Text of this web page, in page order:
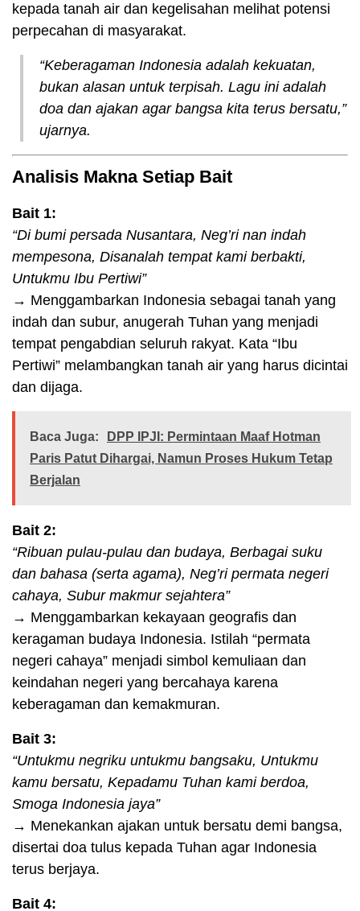
kepada tanah air dan kegelisahan melihat potensi
perpecahan di masyarakat.
“Keberagaman Indonesia adalah kekuatan,
bukan alasan untuk terpisah. Lagu ini adalah
doa dan ajakan agar bangsa kita terus bersatu,”
ujarnya.
Analisis Makna Setiap Bait
Bait 1:
“Di bumi persada Nusantara, Neg’ri nan indah
mempesona, Disanalah tempat kami berbakti,
Untukmu Ibu Pertiwi”
→ Menggambarkan Indonesia sebagai tanah yang
indah dan subur, anugerah Tuhan yang menjadi
tempat pengabdian seluruh rakyat. Kata “Ibu
Pertiwi” melambangkan tanah air yang harus dicintai
dan dijaga.
Baca Juga:
DPP IPJI: Permintaan Maaf Hotman
Paris Patut Dihargai, Namun Proses Hukum Tetap
Berjalan
Bait 2:
“Ribuan pulau-pulau dan budaya, Berbagai suku
dan bahasa (serta agama), Neg’ri permata negeri
cahaya, Subur makmur sejahtera”
→ Menggambarkan kekayaan geografis dan
keragaman budaya Indonesia. Istilah “permata
negeri cahaya” menjadi simbol kemuliaan dan
keindahan negeri yang bercahaya karena
keberagaman dan kemakmuran.
Bait 3:
“Untukmu negriku untukmu bangsaku, Untukmu
kamu bersatu, Kepadamu Tuhan kami berdoa,
Smoga Indonesia jaya”
→ Menekankan ajakan untuk bersatu demi bangsa,
disertai doa tulus kepada Tuhan agar Indonesia
terus berjaya.
Bait 4: